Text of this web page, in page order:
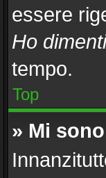
essere
Ho
tempo.
Top
» Mi